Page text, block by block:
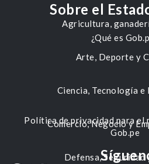
Agricultura,
Arte, Deporte y
Ciencia, Tecnología e
Comercio, Negocio y
Defensa, Seguridad
Sobre el
¿Qué es
Política de privacidad para el
Gob.pe